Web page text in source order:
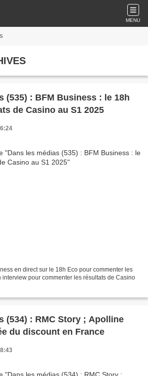
MENU
(535) : BFM Business : le 18h
de Casino au S1 2025
en direct sur le 18h Eco pour commenter les
interview pour commenter les résultats de Casino
(534) : RMC Story ; Apolline
du discount en France